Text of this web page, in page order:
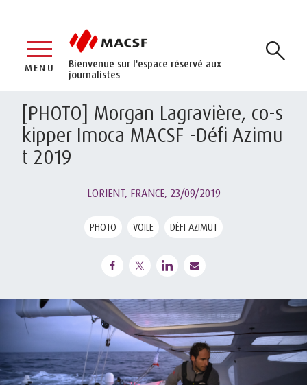
Bienvenue sur l'espace réservé aux
journalistes
MENU
[PHOTO] Morgan Lagravière, co-s
kipper Imoca MACSF -Défi Azimu
t 2019
LORIENT, FRANCE, 23/09/2019
PHOTO VOILE DÉFI AZIMUT